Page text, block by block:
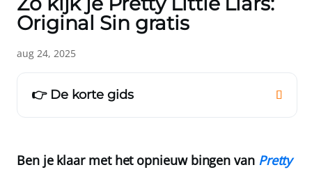
Original Sin gratis
aug 24, 2025
👉 De korte gids
Ben je klaar met het opnieuw bingen van Pretty